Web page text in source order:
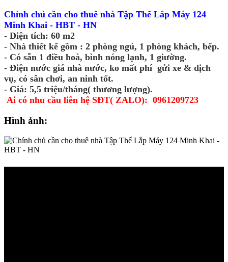
Chính chủ cần cho thuê nhà Tập Thể Lắp Máy 124
Minh Khai - HBT - HN
- Diện tích: 60 m2
- Nhà thiết kế gồm : 2 phòng ngủ, 1 phòng khách, bếp.
- Có sẵn 1 điều hoà, bình nóng lạnh, 1 giường.
- Điện nước giá nhà nước, ko mất phí gửi xe & dịch
vụ, có sân chơi, an ninh tốt.
- Giá: 5,5 triệu/tháng( thương lượng).
Ai có nhu cầu liên hệ SĐT( ZALO): 0961209723
Hình ảnh: